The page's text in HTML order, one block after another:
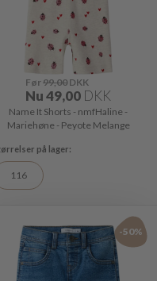
Før99,00 DKK
Nu49,00 DKK
Name It Shorts - nmfHaline -
Mariehøne - Peyote Melange
116
-50%